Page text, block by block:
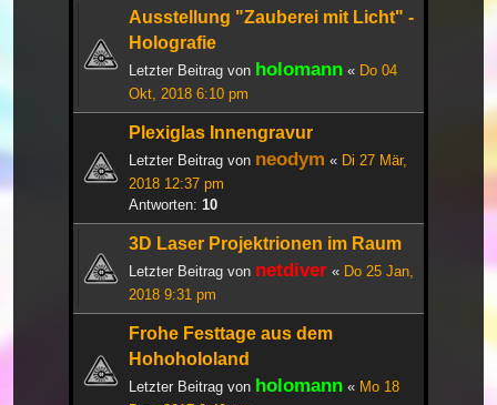
Ausstellung "Zauberei mit Licht" -
Holografie
Letzter Beitrag von holomann « Do 04
Okt, 2018 6:10 pm
Plexiglas Innengravur
Letzter Beitrag von neodym « Di 27 Mär,
2018 12:37 pm
Antworten: 10
3D Laser Projektrionen im Raum
Letzter Beitrag von netdiver « Do 25 Jan,
2018 9:31 pm
Frohe Festtage aus dem
Hohohololand
Letzter Beitrag von holomann « Mo 18